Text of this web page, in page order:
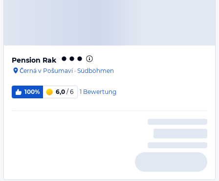
Pension Rak
Černá v Pošumaví· Südböhmen
100% 6,0 / 6 1 Bewertung